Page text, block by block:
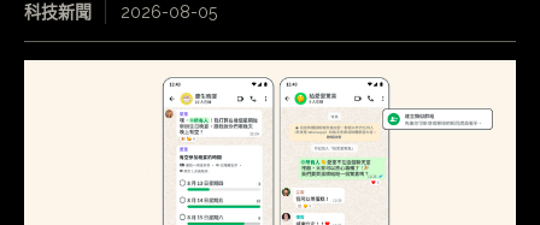
科技新聞 2026-08-05